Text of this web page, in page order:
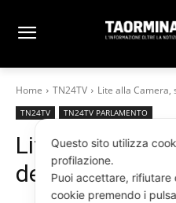
Home TN24TV Lite alla Camera,
TN24TV TN24TV PARLAMENTO
Lite alla
deputato
Questo sito utilizza
profilazione.
Puoi accettare, rifiutare
cookie premendo i